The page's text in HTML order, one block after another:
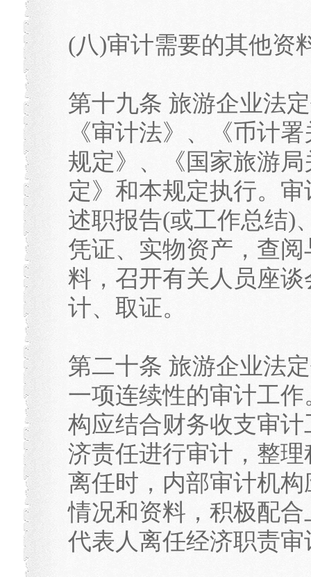
(八)审计需要的其他资
第十九条 旅游企业法
《审计法》、《币计
规定》、《国家旅游
定》和本规定执行。
述职报告(或工作总结)
凭证、实物资产，查
料，召开有关人员座
计、取证。
第二十条 旅游企业法
一项连续性的审计工
构应结合财务收支审
济责任进行审计，整
离任时，内部审计机
情况和资料，积极配
代表人离任经济职责审